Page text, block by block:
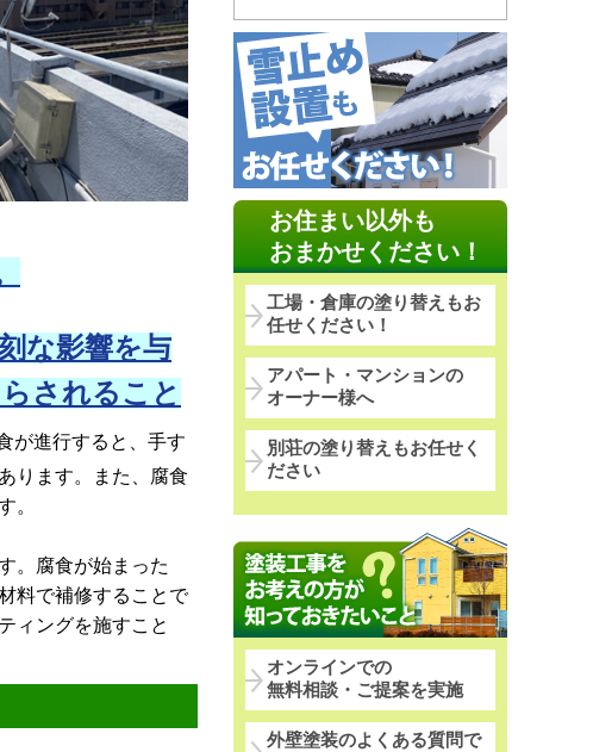
な影響を与
されること
が進行すると、手す
ります。また、腐食
。
。腐食が始まった
料で補修することで
ィングを施すこと
お住まい以外も
おまかせください！
工場・倉庫の塗り替えもお
任せください！
アパート・マンションの
オーナー様へ
別荘の塗り替えもお任せく
ださい
オンラインでの
無料相談・ご提案を実施
外壁塗装のよくある質問で